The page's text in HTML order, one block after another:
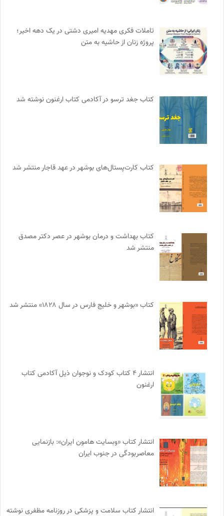
تاملات فکری مهدیه امیری دشتی در یک دهه اخیر؛
پروژه زنان از حاشیه به متن
کتاب جغد ترسو در آکادمی کتاب ارغنون نوشته شد
کتاب کارت‌پستال‌های بوشهر در عهد قاجار منتشر شد
کتاب بهداشت و درمان بوشهر در عصر دکتر مصدق
منتشر شد
کتاب «بوشهر و خلیج فارس در سال ۱۸۲۸» منتشر شد
انتشار ۴ کتاب کودک و نوجوان ذیل آکادمی کتاب
ارغنون
انتشار کتاب «وبسایت هامون ایران»: بازنمایی
معاصربودگی در جنوب ایران
انتشار کتاب سلامت و پزشکی در روزنامه مظفری نوشته